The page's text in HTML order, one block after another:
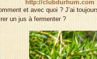
http://
et avec quoi ? J’ai
un jus à fermenter ?